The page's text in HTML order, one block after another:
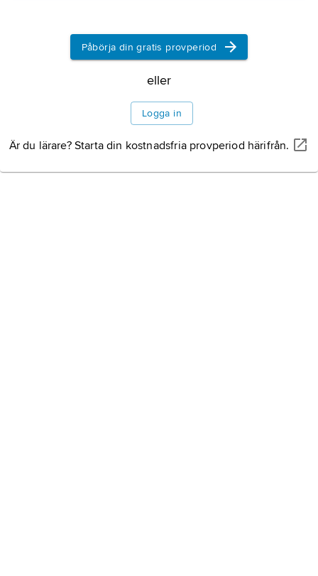
Påbörja din gratis provperiod
eller
Logga in
Är du lärare? Starta din kostnadsfria provperiod härifrån.